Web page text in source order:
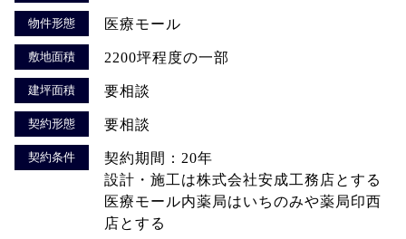
物件形態 医療モール
敷地面積 2200坪程度の一部
建坪面積 要相談
契約形態 要相談
契約条件
契約期間：20年
設計・施工は株式会社安成工務店とする
医療モール内薬局はいちのみや薬局印西
店とする